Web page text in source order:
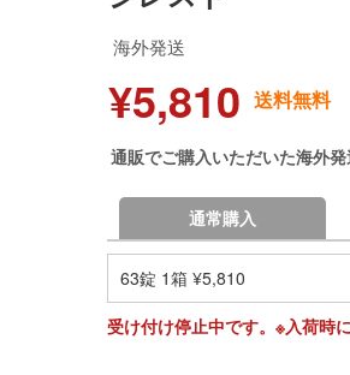
海外発送
¥5,810 送料無料
通販でご購入いただいた海外
通常購入
63錠 1箱 ¥5,810
受け付け停止中です。※入荷時